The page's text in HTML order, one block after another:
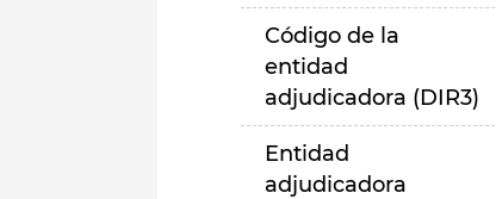
Código de la
entidad
adjudicadora (DIR3)
Entidad
adjudicadora